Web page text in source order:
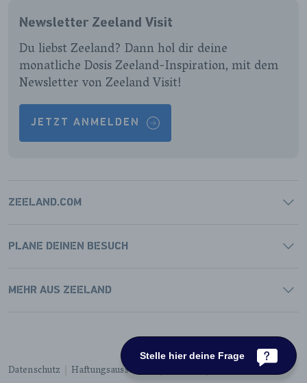
PAGINAPAGINAPAGINAPAGINA
Newsletter Zeeland Visit
Du liebst Zeeland? Dann hol dir deine
monatliche Dosis Zeeland-Inspiration, mit dem
Newsletter von Zeeland Visit!
JETZT ANMELDEN
ZEELAND.COM
PLANE DEINEN BESUCH
MEHR AUS ZEELAND
Datenschutz Haftungsausschluss Cookies Barrierefreiheit
Stelle hier deine Frage